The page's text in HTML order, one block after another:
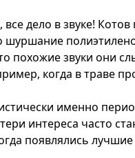
все дело в звуке! Котов
шуршание
похожие звуки они
когда в траве
именно
интереса часто
появлялись